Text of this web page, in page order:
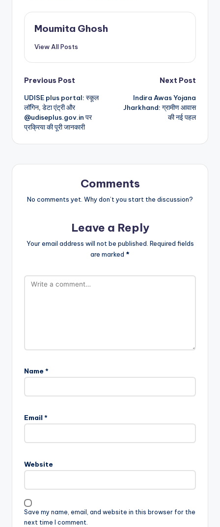
Moumita Ghosh
View All Posts
Post
navigation
Previous Post
UDISE plus portal: स्कूल
लॉगिन, डेटा एंट्री और
@udiseplus.gov.in पर
प्रक्रिया की पूरी जानकारी
Next Post
Indira Awas Yojana
Jharkhand: ग्रामीण आवास
की नई पहल
Comments
No comments yet. Why don’t you start the discussion?
Leave a Reply
Your email address will not be published. Required fields
are marked *
Name *
Email *
Website
Save my name, email, and website in this browser for the
next time I comment.